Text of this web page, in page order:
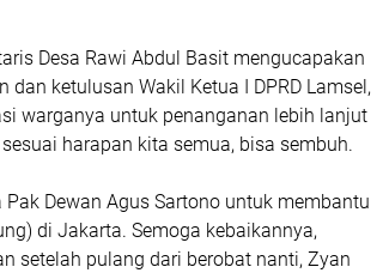
Desa Rawi Abdul Basit mengucapakan
ketulusan Wakil Ketua I DPRD Lamsel,
warganya untuk penanganan lebih lanjut
harapan kita semua, bisa sembuh.
Dewan Agus Sartono untuk membantu
di Jakarta. Semoga kebaikannya,
setelah pulang dari berobat nanti, Zyan